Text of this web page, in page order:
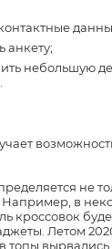
анкету;
небольшую
не
Например, в
кроссовок
Летом
топы вырвались